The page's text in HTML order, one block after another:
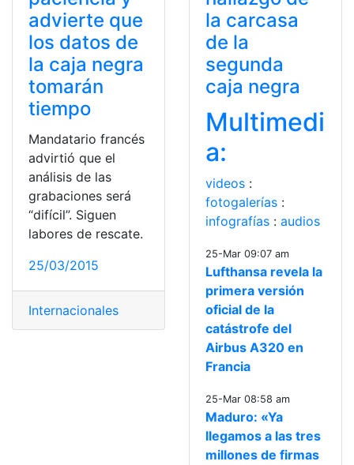
advierte que
los datos de
la caja negra
tomarán
tiempo
Mandatario francés
advirtió que el
análisis de las
grabaciones será
“difícil”. Siguen
labores de rescate.
25/03/2015
Internacionales
la carcasa
de la
segunda
caja negra
Multimedi
a:
videos :
fotogalerías :
infografías : audios
25-Mar 09:07 am
Lufthansa revela la
primera versión
oficial de la
catástrofe del
Airbus A320 en
Francia
25-Mar 08:58 am
Maduro: «Ya
llegamos a las tres
millones de firmas